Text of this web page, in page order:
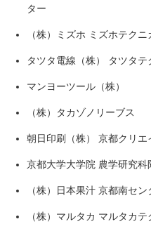
ター
（株）ミズホ ミズホテクニ
タツタ電線（株） タツタ
マンヨーツール（株）
（株）タカゾノリーブス
朝日印刷（株） 京都クリエ
京都大学大学院 農学研究科
（株）日本果汁 京都南セン
（株）マルタカ マルタカ